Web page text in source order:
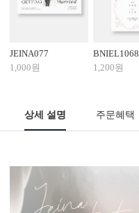
JEINA077
1,000원
BNIEL1068
1,200원
상세 설명 주문혜택